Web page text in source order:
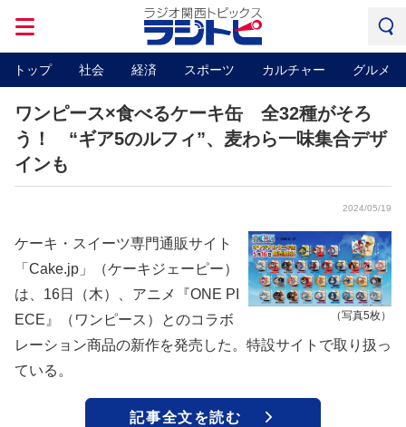
トップ 社会 経済 スポーツ カルチャー グルメ
ワンピース×食べるケーキ缶 全32種がそろ
う！ “ギア5のルフィ”、麦わら一味集合デザ
インも
2024/05/19
（写真5枚）
ケーキ・スイーツ専門通販サイト
「Cake.jp」（ケーキジェーピー）
は、16日（木）、アニメ『ONE PI
ECE』（ワンピース）とのコラボ
レーション商品の新作を発売した。特設サイトで取り扱っ
ている。
記事全文を読む